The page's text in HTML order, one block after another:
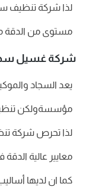
لذا شركة تنظيف
مستوى من الدقة
شركة غسيل
يعد السجاد
مؤسسةولكن
لذا تحرص شركة
معايير عالية
كما ان لديها